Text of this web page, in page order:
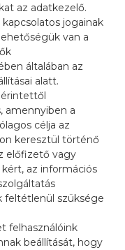
az adatkezelő.
jogainak
van a
általában az
alatt.
érintettől
amennyiben a
célja az
keresztül történő
előfizető vagy
az információs
feltétlenül szüksége
felhasználóink
beállítását, hogy